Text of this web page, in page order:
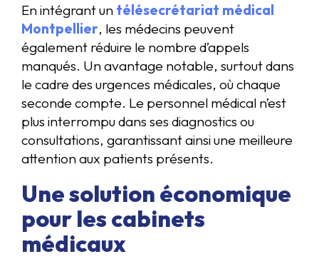
En intégrant un télésecrétariat médical
Montpellier, les médecins peuvent
également réduire le nombre d’appels
manqués. Un avantage notable, surtout dans
le cadre des urgences médicales, où chaque
seconde compte. Le personnel médical n’est
plus interrompu dans ses diagnostics ou
consultations, garantissant ainsi une meilleure
attention aux patients présents.
Une solution économique
pour les cabinets
médicaux